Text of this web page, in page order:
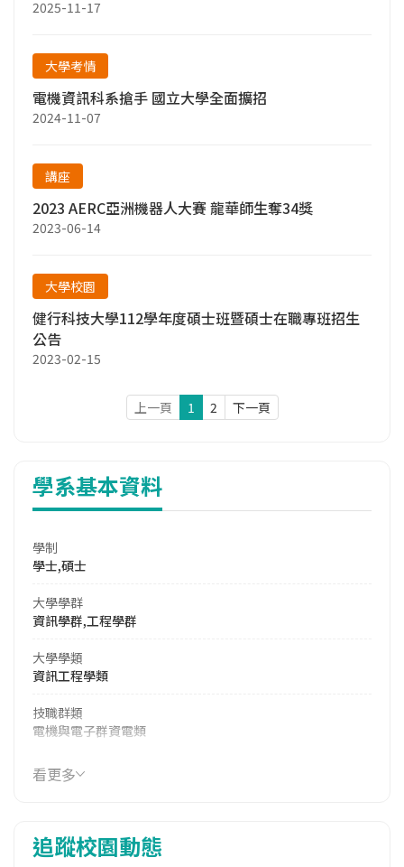
2025-11-17
大學考情
電機資訊科系搶手 國立大學全面擴招
2024-11-07
講座
2023 AERC亞洲機器人大賽 龍華師生奪34獎
2023-06-14
大學校園
健行科技大學112學年度碩士班暨碩士在職專班招生
公告
2023-02-15
上一頁 1 2 下一頁
學系基本資料
學制
學士,碩士
大學學群
資訊學群,工程學群
大學學類
資訊工程學類
技職群類
電機與電子群資電類
114年學費
15,270 元/學期
9,570 元/學期
看更多
追蹤校園動態